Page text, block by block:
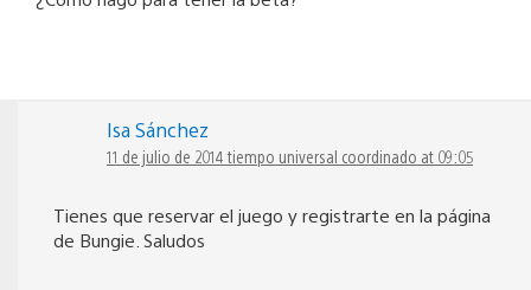
Isa Sánchez
11 de julio de 2014 tiempo universal coordinado at 09:05
Tienes que reservar el juego y registrarte en la página
de Bungie. Saludos